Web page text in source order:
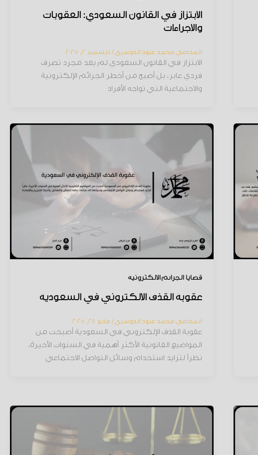
الابتزاز في القانون السعودي: العقوبات
والإجراءات
المحامي محمد عبود الدوسري/ ديسمبر 2, 2025
الابتزاز في القانون السعودي لم يعد مجرد تصرف
فردي عابر، بل أصبح من أخطر الجرائم الإلكترونية
والاجتماعية التي تواجه الأفراد
قضايا الجرائم الإلكترونية
عقوبة القذف الإلكتروني في السعودية
المحامي محمد عبود الدوسري/ مايو 24, 2025
عقوبة القذف الإلكتروني في السعودية أصبحت من
المواضيع القانونية الأكثر أهمية في السنوات الأخيرة،
نظراً لتزايد استخدام وسائل التواصل الاجتماعي